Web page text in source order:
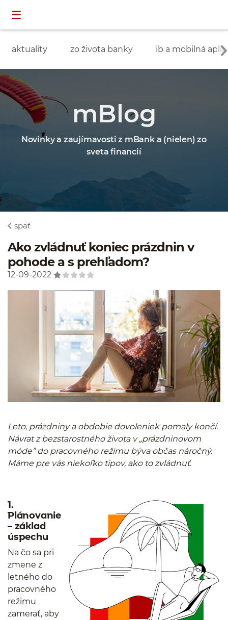
aktuality zo života banky ib a mobilná
mBlog
Novinky a zaujímavosti z mBank a (nielen) zo
sveta financií
späť
Ako zvládnuť koniec prázdnin v
pohode a s prehľadom?
12-09-2022
Leto, prázdniny a obdobie dovoleniek pomaly končí.
Návrat z bezstarostného života v „prázdninovom
móde” do pracovného režimu býva občas náročný.
Máme pre vás niekoľko tipov, ako to zvládnuť.
1.
Plánovanie
– základ
úspechu
Na čo sa pri
zmene z
letného do
pracovného
režimu
zamerať, aby